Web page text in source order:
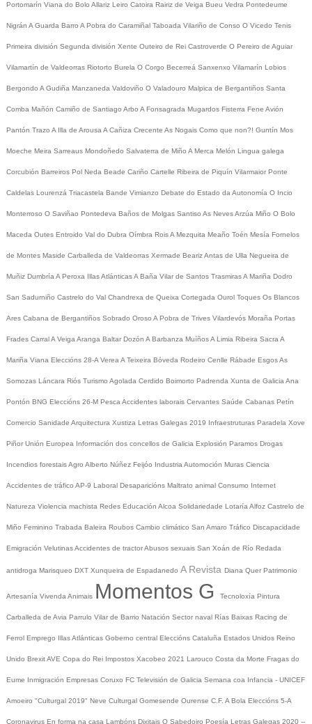
Portomarín Viana do Bolo Allariz Leiro Catoira Rairiz de Veiga Bueu Vedra Pontedeume
Nigrán A Guarda Barro A Pobra do Caramiñal Taboada Vilariño de Conso O Vicedo Tenis
Primeira división Segunda división Xente Outeiro de Rei Castroverde O Pereiro de Aguiar
Vilamartín de Valdeorras Riotorto Burela O Corgo Becerreá Sanxenxo Vilamarín Lobios
Bergondo A Gudiña Manzaneda Valdoviño O Valadouro Malpica de Bergantiños Santa
Comba Mañón Camiño de Santiago Arbo A Fonsagrada Mugardos Fisterra Fene Avión
Pantón Trazo A Illa de Arousa A Cañiza Crecente As Nogais Como que non?! Guntín Mos
Moeche Meira Sarreaus Mondoñedo Salvaterra de Miño A Merca Melón Lingua galega
Corcubión Barreiros Pol Neda Beade Cariño Cartelle Ribeira de Piquín Vilarmaior Ponte
Caldelas Lourenzá Triacastela Bande Vimianzo Debate do Estado da Autonomía O Incio
Monterroso O Saviñao Pontedeva Baños de Molgas Santiso As NevesArzúa Miño O Bolo
Maceda Outes Entroido Val do Dubra Oímbra RoisA Mezquita Meaño Toén Mesía Fornelos
de Montes Maside Carballeda de Valdeorras Xermade BearizAntas de Ulla Negueira de
Muñiz Dumbría A Peroxa Illas AtlánticasA Baña Vilar de Santos TrasmirasA Mariña Dodro
San Sadurniño Castrelo do Val Chandrexa de Queixa Cortegada Ourol Toques Os Blancos
Ares Cabana de Bergantiños Sobrado Oroso A Pobra de Trives Vilardevós Moraña Portas
Frades CarralA Veiga Aranga Baltar Dozón A Barbanza MuíñosA Limia Ribeira Sacra A
Mariña Viana Eleccións 28-A Verea A Teixeira Bóveda Rodeiro Cenlle Rábade EsgosAs
Somozas Láncara Riós Turismo Agolada Cerdido Boimorto Padrenda Xunta de Galicia Ana
Pontón BNG Eleccións 26-M Pesca Accidentes laborais Cervantes Saúde Cabanas Petín
Comercio Sanidade Arquitectura Xustiza Letras Galegas 2019 Infraestruturas Paradela Xove
Piñor Unión Europea Información dos concellos de Galicia Explosión Paramos Drogas
Incendios forestaisAgro Alberto Núñez Feijóo Industria Automoción Muras Ciencia
Accidentes de tráfico AP-9 Laboral Desaparicións Maltrato animal Consumo Internet
Natureza Violencia machista Redes Educación Alcoa Solidariedade Lotaría Alfoz Castrelo de
Miño Feminino Trabada Baleira Roubos Cambio climático San Amaro Tráfico Discapacidade
Emigración VelutinasAccidentes de tractorAbusos sexuais San Xoán de Río Redada
antidroga Marisqueo DXT Xunqueira de Espadanedo A Revista Diana Quer Patrimonio
Artesanía Vivenda Animais Momentos G Tecnoloxía Pintura
Carballeda de Avia Parrulo Vilar de Barrio Natación Sector naval Rías Baixas Racing de
Ferrol Emprego Illas Atlánticas Goberno central Eleccións Cataluña Estados Unidos Reino
Unido BrexitAVE Copa do Rei Impostos Xacobeo 2021 Larouco Costa da Morte Fragas do
Eume Inmigración Empresas Coruxo FC Televisión de Galicia Semana coa Infancia - UNICEF
Amoeiro "Culturgal 2019" Neve Culturgal Gomesende Ourense C.F. A Bola Eleccións 5-A
Coronavirus En forma na casa Lambóns Dixitais O Sabedoiro Poesía Letras Galegas 2020 --